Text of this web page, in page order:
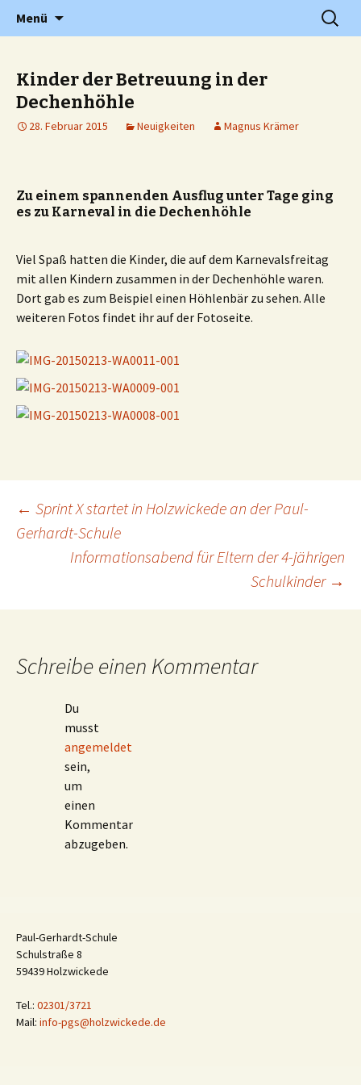
PGS
Grundschule in Holzwickede Hengsen
Menü
Suchen
nach:
Kinder der Betreuung in der
Dechenhöhle
28. Februar 2015 Neuigkeiten Magnus Krämer
Zu einem spannenden Ausflug unter Tage ging
es zu Karneval in die Dechenhöhle
Viel Spaß hatten die Kinder, die auf dem Karnevalsfreitag
mit allen Kindern zusammen in der Dechenhöhle waren.
Dort gab es zum Beispiel einen Höhlenbär zu sehen. Alle
weiteren Fotos findet ihr auf der Fotoseite.
Beitragsnavigation
← Sprint X startet in Holzwickede an der Paul-
Gerhardt-Schule
Informationsabend für Eltern der 4-jährigen
Schulkinder →
Schreibe einen Kommentar
Du
musst
angemeldet
sein,
um
einen
Kommentar
abzugeben.
Paul-Gerhardt-Schule
Schulstraße 8
59439 Holzwickede
Tel.: 02301/3721
Mail: info-pgs@holzwickede.de